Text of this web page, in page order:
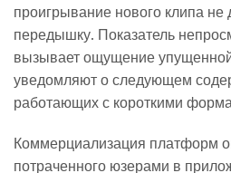
проигрывание нового клипа не
передышку. Показатель
вызывает ощущение
уведомляют о следующем
работающих с короткими
Коммерциализация платформ
потраченного юзерами в